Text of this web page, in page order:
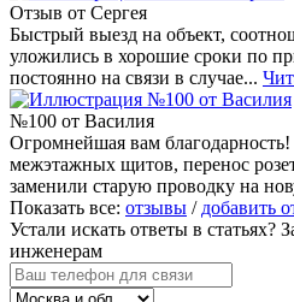
Отзыв от Сергея
Быстрый выезд на объект,
уложились в хорошие сроки по
постоянно на связи в случае...
№100 от Василия
Огромнейшая вам
межэтажных щитов, перенос
заменили старую проводку на
Показать все: отзывы / добавить
Устали искать ответы в статьях?
инженерам